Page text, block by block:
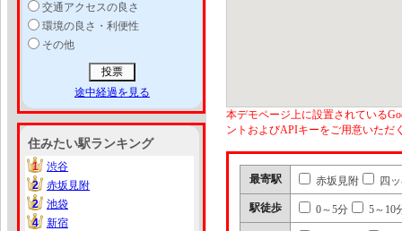
交通アクセスの良さ
環境の良さ・利便性
その他
途中経過を見る
住みたい駅ランキング
1
1
渋谷
2
2
赤坂見附
2
2
池袋
4
4
新宿
本デモページ上に設置されている
ントおよびAPIキーをご用意いただ
最寄駅 赤坂見附 四
駅徒歩 0～5分 5～10